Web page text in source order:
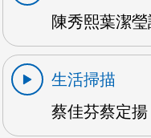
陳秀熙葉潔
生活掃描
蔡佳芬蔡定揚